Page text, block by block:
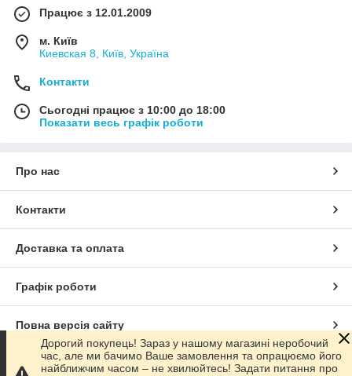
Працює з 12.01.2009
м. Київ
Киевская 8, Київ, Україна
Контакти
Сьогодні працює з 10:00 до 18:00
Показати весь графік роботи
Про нас
Контакти
Доставка та оплата
Графік роботи
Повна версія сайту
Сайт створено на маркетплейсіProm.ua
Дорогий покупець! Зараз у нашому магазині неробочий
час, але ми бачимо Ваше замовлення та опрацюємо його
найближчим часом – не хвилюйтесь! Задати питання про